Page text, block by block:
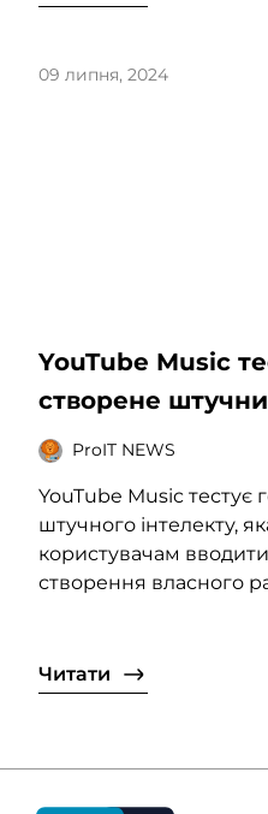
09 липня, 2024
YouTube Music
створене
ProIT NEWS
YouTube Music тестує
штучного інтелекту,
користувачам
створення власного
Читати